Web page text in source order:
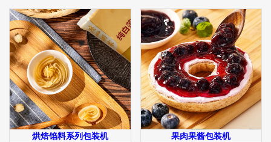
烘焙馅料系列包装机 果肉果酱包装机